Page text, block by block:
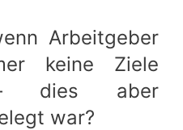
Arbeitgeber
keine Ziele
– dies aber
war?